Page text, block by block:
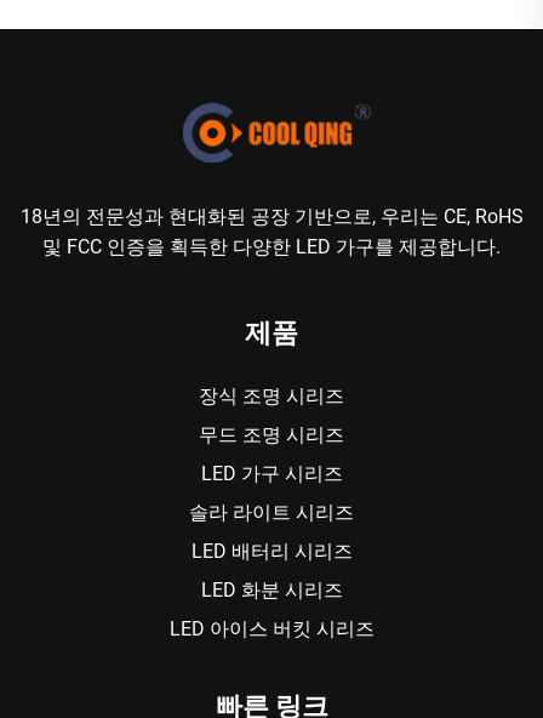
18년의 전문성과 현대화된 공장 기반으로, 우리는 CE, RoHS
및 FCC 인증을 획득한 다양한 LED 가구를 제공합니다.
제품
장식 조명 시리즈
무드 조명 시리즈
LED 가구 시리즈
솔라 라이트 시리즈
LED 배터리 시리즈
LED 화분 시리즈
LED 아이스 버킷 시리즈
빠른 링크